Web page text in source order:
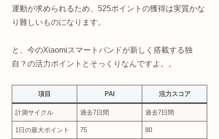
運動が求められるため、525ポイントの獲得は実質かな
り難しいものになります。
と、今のXiaomiスマートバンドが新しく搭載する独
自？の活力ポイントとそっくりなんですよ。。
項目 PAI 活力スコア
計測サイクル 過去7日間 過去7日間
1日の最大ポイント 75 80